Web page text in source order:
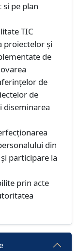
pe plan
TIC
proiectelor şi
de
de
de
diseminarea
din
participare la
prin acte